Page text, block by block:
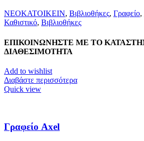
ΝΕΟΚΑΤΟΙΚΕΙΝ, Βιβλιοθήκες, Γραφείο,
Καθιστικό, Βιβλιοθήκες
ΕΠΙΚΟΙΝΩΝΗΣΤΕ ΜΕ ΤΟ
ΔΙΑΘΕΣΙΜΟΤΗΤΑ
Add to wishlist
Διαβάστε περισσότερα
Quick view
Γραφείο Axel